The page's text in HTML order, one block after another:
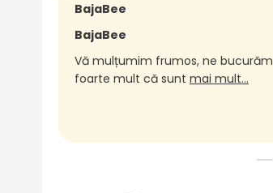
BajaBee
BajaBee
Vă mulțumim frumos, ne bucurăm
foarte mult că sunt mai mult...